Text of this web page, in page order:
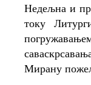
Недељна и
току
Мирану